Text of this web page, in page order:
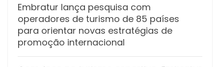
Embratur lança pesquisa com
operadores de turismo de 85 países
para orientar novas estratégias de
promoção internacional